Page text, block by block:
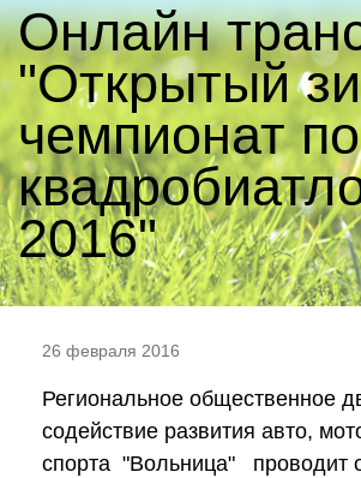
Онлайн
"Открытый
чемпионат по
2016"
26 февраля 2016
Региональное общественное
содействие развития авто,
спорта "Вольница" проводит